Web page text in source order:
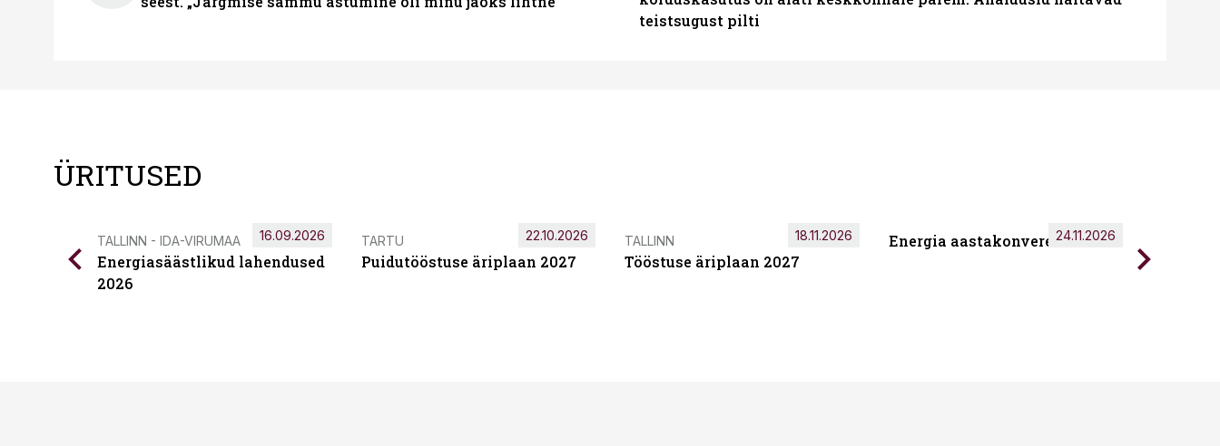
teistsugust pilti
ÜRITUSED
TALLINN - IDA-VIRUMAA
Energiasäästlikud lahendused
2026
16.09.2026 TARTU
Puidutööstuse äriplaan 2027
22.10.2026 TALLINN
Tööstuse äriplaan 2027
18.11.2026 Energia aastakonverents 2026
24.11.2026